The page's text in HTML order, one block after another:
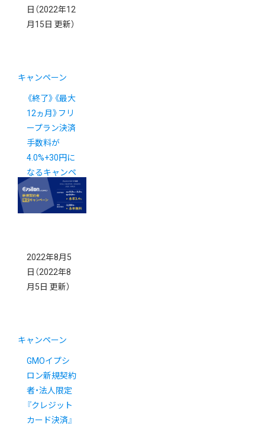
日 （2022年12
月15日 更新）
キャンペーン
《終了》《最大
12ヵ月》フリ
ープラン決済
手数料が
4.0%+30円に
なるキャンペ
ーンを開催
中！
2022年8月5
日 （2022年8
月5日 更新）
キャンペーン
GMOイプシ
ロン新規契約
者・法人限定
『クレジット
カード決済』